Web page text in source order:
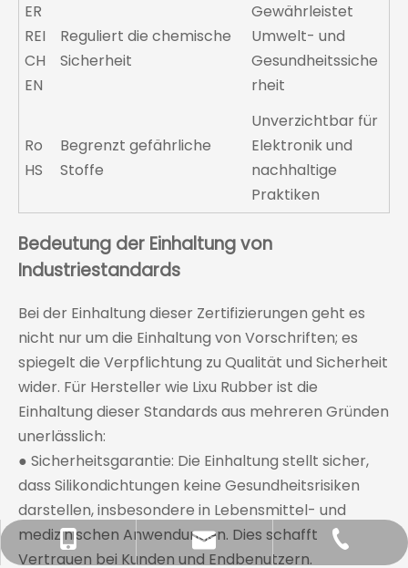
ER
REI
CH
EN
Reguliert die chemische
Sicherheit
Gewährleistet
Umwelt- und
Gesundheitssiche
rheit
Ro
HS
Begrenzt gefährliche
Stoffe
Unverzichtbar für
Elektronik und
nachhaltige
Praktiken
Bedeutung der Einhaltung von
Industriestandards
Bei der Einhaltung dieser Zertifizierungen geht es
nicht nur um die Einhaltung von Vorschriften; es
spiegelt die Verpflichtung zu Qualität und Sicherheit
wider. Für Hersteller wie Lixu Rubber ist die
Einhaltung dieser Standards aus mehreren Gründen
unerlässlich:
● Sicherheitsgarantie: Die Einhaltung stellt sicher,
dass Silikondichtungen keine Gesundheitsrisiken
darstellen, insbesondere in Lebensmittel- und
medizinischen Anwendungen. Dies schafft
Vertrauen bei Kunden und Endbenutzern.
+86-186-5843-3586
sales@lixuoring.com
+86-574-6341-6579